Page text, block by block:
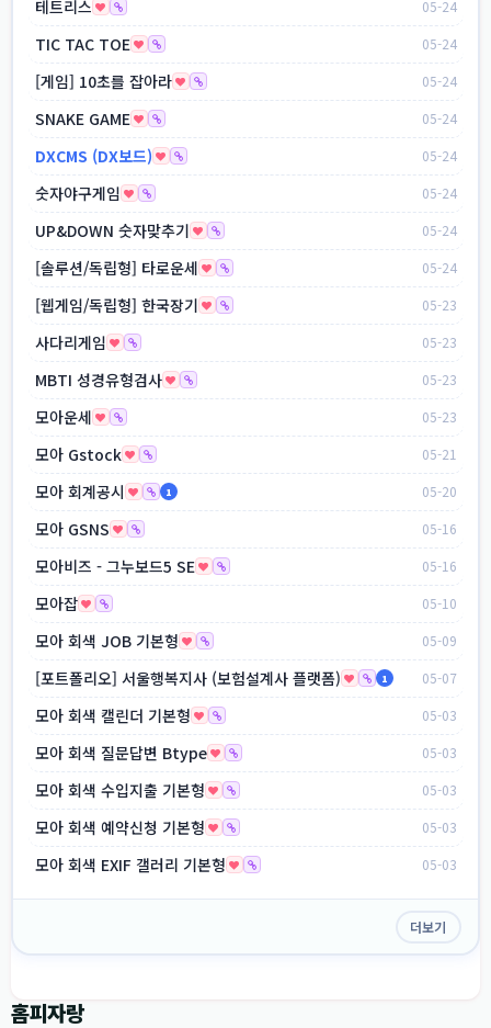
테트리스 05-24
TIC TAC TOE 05-24
[게임] 10초를 잡아라 05-24
SNAKE GAME 05-24
DXCMS (DX보드) 05-24
숫자야구게임 05-24
UP&DOWN 숫자맞추기 05-24
[솔루션/독립형] 타로운세 05-24
[웹게임/독립형] 한국장기 05-23
사다리게임 05-23
MBTI 성경유형검사 05-23
모아운세 05-23
모아 Gstock 05-21
모아 회계공시 1 05-20
모아 GSNS 05-16
모아비즈 - 그누보드5 SE 05-16
모아잡 05-10
모아 회색 JOB 기본형 05-09
[포트폴리오] 서울행복지사 (보험설계사 플랫폼) 1 05-07
모아 회색 캘린더 기본형 05-03
모아 회색 질문답변 Btype 05-03
모아 회색 수입지출 기본형 05-03
모아 회색 예약신청 기본형 05-03
모아 회색 EXIF 갤러리 기본형 05-03
더보기
홈피자랑